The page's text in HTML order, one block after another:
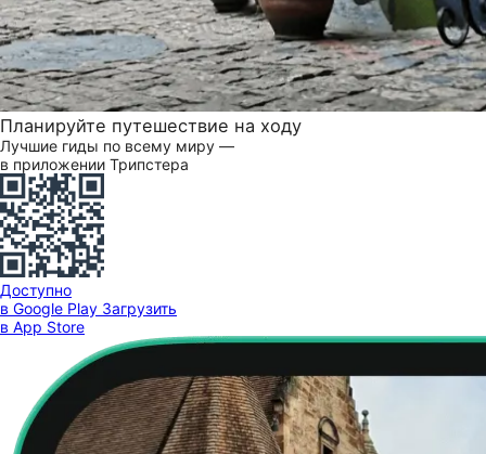
Планируйте путешествие на ходу
Лучшие гиды по всему миру —
в приложении Трипстера
Доступно
в Google Play Загрузить
в App Store